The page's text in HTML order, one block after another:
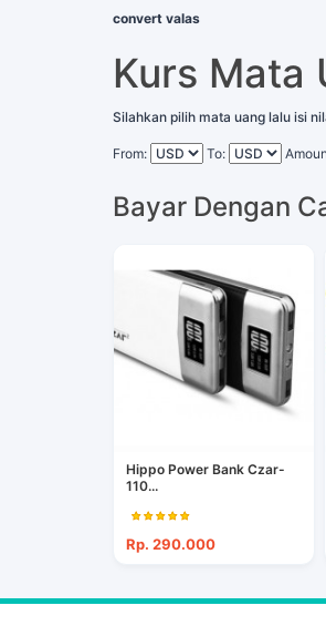
convert valas
Kurs Mata
Silahkan pilih mata uang lalu isi
From: To:
Bayar Dengan
Hippo Power Bank Czar-
110...
Rp. 290.000